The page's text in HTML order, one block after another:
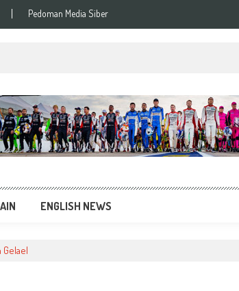
Pedoman Media Siber
ENGLISH NEWS
Gelael